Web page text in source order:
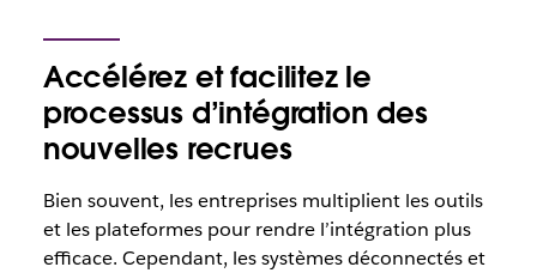
Accélérez et facilitez le
processus d’intégration des
nouvelles recrues
Bien souvent, les entreprises multiplient les outils
et les plateformes pour rendre l’intégration plus
efficace. Cependant, les systèmes déconnectés et